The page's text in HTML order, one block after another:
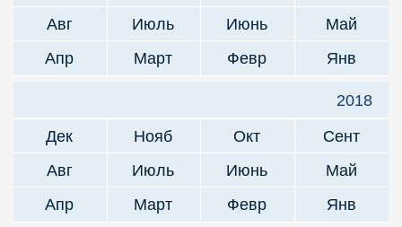
Авг
Июль Июнь
Май
Апр
Март Февр Янв
2018
Дек
Нояб Окт
Сент
Авг
Июль Июнь
Май
Апр
Март Февр Янв